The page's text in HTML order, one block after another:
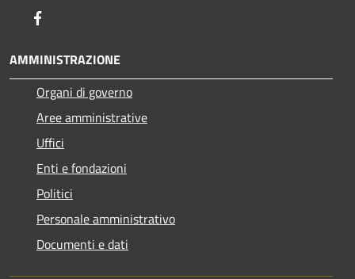
AMMINISTRAZIONE
Organi di governo
Aree amministrative
Uffici
Enti e fondazioni
Politici
Personale amministrativo
Documenti e dati